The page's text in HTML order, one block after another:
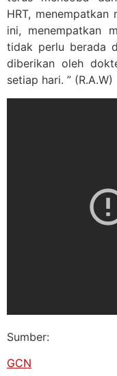
HRT,
ini, menempatkan
tidak perlu berada
diberikan oleh
setiap hari. ” (R.A.W)
Sumber:
GCN